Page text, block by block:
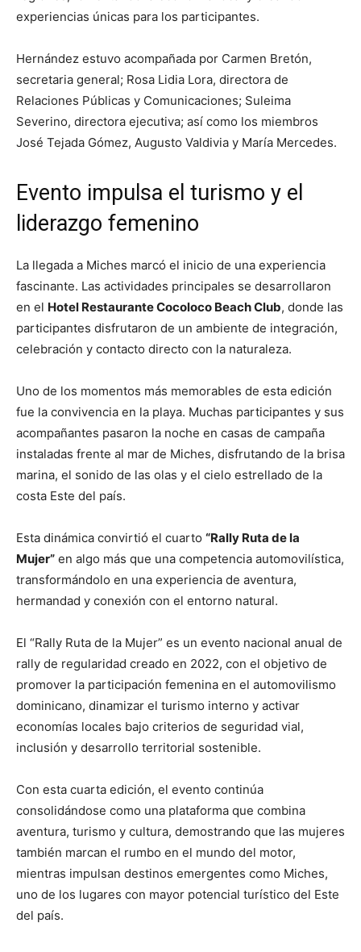
experiencias únicas para los participantes.
Hernández estuvo acompañada por Carmen Bretón,
secretaria general; Rosa Lidia Lora, directora de
Relaciones Públicas y Comunicaciones; Suleima
Severino, directora ejecutiva; así como los miembros
José Tejada Gómez, Augusto Valdivia y María Mercedes.
Evento impulsa el turismo y el
liderazgo femenino
La llegada a Miches marcó el inicio de una experiencia
fascinante. Las actividades principales se desarrollaron
en el Hotel Restaurante Cocoloco Beach Club, donde las
participantes disfrutaron de un ambiente de integración,
celebración y contacto directo con la naturaleza.
Uno de los momentos más memorables de esta edición
fue la convivencia en la playa. Muchas participantes y sus
acompañantes pasaron la noche en casas de campaña
instaladas frente al mar de Miches, disfrutando de la brisa
marina, el sonido de las olas y el cielo estrellado de la
costa Este del país.
Esta dinámica convirtió el cuarto “Rally Ruta de la
Mujer” en algo más que una competencia automovilística,
transformándolo en una experiencia de aventura,
hermandad y conexión con el entorno natural.
El “Rally Ruta de la Mujer” es un evento nacional anual de
rally de regularidad creado en 2022, con el objetivo de
promover la participación femenina en el automovilismo
dominicano, dinamizar el turismo interno y activar
economías locales bajo criterios de seguridad vial,
inclusión y desarrollo territorial sostenible.
Con esta cuarta edición, el evento continúa
consolidándose como una plataforma que combina
aventura, turismo y cultura, demostrando que las mujeres
también marcan el rumbo en el mundo del motor,
mientras impulsan destinos emergentes como Miches,
uno de los lugares con mayor potencial turístico del Este
del país.